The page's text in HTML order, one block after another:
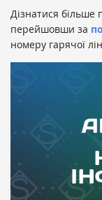
Дізнатися
перейшовши за
номеру гарячої